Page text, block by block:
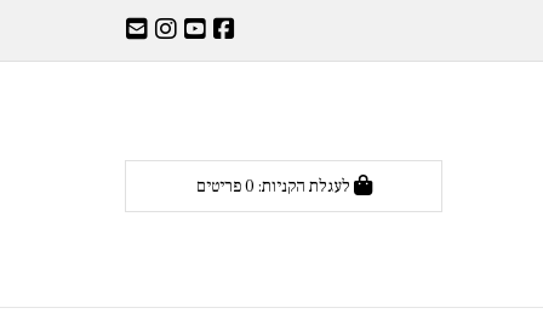
0פריטים